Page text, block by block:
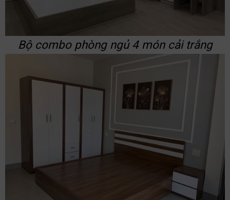
Bộ combo phòng ngủ 4 món cải trắng